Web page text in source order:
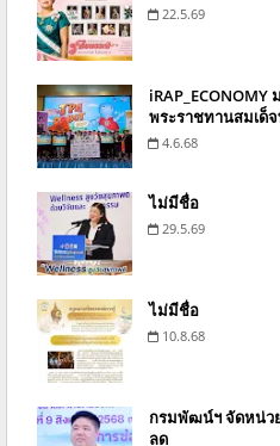
22.5.69
พระราชทานสมเด็
4.6.68
ไม่มีชื่อ
29.5.69
ไม่มีชื่อ
10.8.68
กรมพัฒน์ฯ จัดหน่วย
ลด